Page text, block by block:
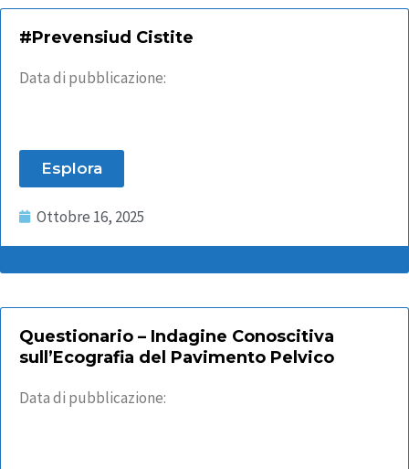
#Prevensiud Cistite
Data di pubblicazione:
Esplora
Ottobre 16, 2025
Questionario – Indagine Conoscitiva
sull’Ecografia del Pavimento Pelvico
Data di pubblicazione: